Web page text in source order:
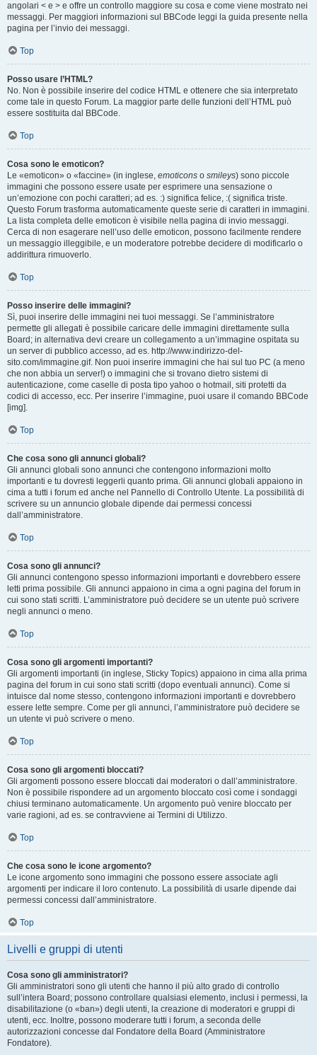
angolari < e > e offre un controllo maggiore su cosa e come viene mostrato nei
messaggi. Per maggiori informazioni sul BBCode leggi la guida presente nella
pagina per l’invio dei messaggi.
Top
Posso usare l’HTML?
No. Non è possibile inserire del codice HTML e ottenere che sia interpretato
come tale in questo Forum. La maggior parte delle funzioni dell’HTML può
essere sostituita dal BBCode.
Top
Cosa sono le emoticon?
Le «emoticon» o «faccine» (in inglese, emoticons o smileys) sono piccole
immagini che possono essere usate per esprimere una sensazione o
un’emozione con pochi caratteri; ad es. :) significa felice, :( significa triste.
Questo Forum trasforma automaticamente queste serie di caratteri in immagini.
La lista completa delle emoticon è visibile nella pagina di invio messaggi.
Cerca di non esagerare nell’uso delle emoticon, possono facilmente rendere
un messaggio illeggibile, e un moderatore potrebbe decidere di modificarlo o
addirittura rimuoverlo.
Top
Posso inserire delle immagini?
Sì, puoi inserire delle immagini nei tuoi messaggi. Se l’amministratore
permette gli allegati è possibile caricare delle immagini direttamente sulla
Board; in alternativa devi creare un collegamento a un’immagine ospitata su
un server di pubblico accesso, ad es. http://www.indirizzo-del-
sito.com/immagine.gif. Non puoi inserire immagini che hai sul tuo PC (a meno
che non abbia un server!) o immagini che si trovano dietro sistemi di
autenticazione, come caselle di posta tipo yahoo o hotmail, siti protetti da
codici di accesso, ecc. Per inserire l’immagine, puoi usare il comando BBCode
[img].
Top
Che cosa sono gli annunci globali?
Gli annunci globali sono annunci che contengono informazioni molto
importanti e tu dovresti leggerli quanto prima. Gli annunci globali appaiono in
cima a tutti i forum ed anche nel Pannello di Controllo Utente. La possibilità di
scrivere su un annuncio globale dipende dai permessi concessi
dall’amministratore.
Top
Cosa sono gli annunci?
Gli annunci contengono spesso informazioni importanti e dovrebbero essere
letti prima possibile. Gli annunci appaiono in cima a ogni pagina del forum in
cui sono stati scritti. L’amministratore può decidere se un utente può scrivere
negli annunci o meno.
Top
Cosa sono gli argomenti importanti?
Gli argomenti importanti (in inglese, Sticky Topics) appaiono in cima alla prima
pagina del forum in cui sono stati scritti (dopo eventuali annunci). Come si
intuisce dal nome stesso, contengono informazioni importanti e dovrebbero
essere lette sempre. Come per gli annunci, l’amministratore può decidere se
un utente vi può scrivere o meno.
Top
Cosa sono gli argomenti bloccati?
Gli argomenti possono essere bloccati dai moderatori o dall’amministratore.
Non è possibile rispondere ad un argomento bloccato così come i sondaggi
chiusi terminano automaticamente. Un argomento può venire bloccato per
varie ragioni, ad es. se contravviene ai Termini di Utilizzo.
Top
Che cosa sono le icone argomento?
Le icone argomento sono immagini che possono essere associate agli
argomenti per indicare il loro contenuto. La possibilità di usarle dipende dai
permessi concessi dall’amministratore.
Top
Livelli e gruppi di utenti
Cosa sono gli amministratori?
Gli amministratori sono gli utenti che hanno il più alto grado di controllo
sull’intera Board; possono controllare qualsiasi elemento, inclusi i permessi, la
disabilitazione (o «ban») degli utenti, la creazione di moderatori e gruppi di
utenti, ecc. Inoltre, possono moderare tutti i forum, a seconda delle
autorizzazioni concesse dal Fondatore della Board (Amministratore
Fondatore).